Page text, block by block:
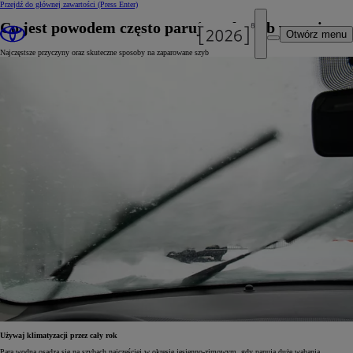
Przejdź do głównej zawartości (Press Enter)
Otwórz menu
Co jest powodem często parujących szyb w aucie
Najczęstsze przyczyny oraz skuteczne sposoby na zaparowane szyb
Używaj klimatyzacji przez cały rok